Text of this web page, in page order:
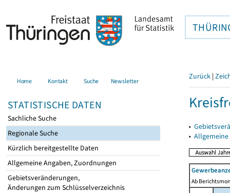
Home Kontakt Suche Newsletter
STATISTISCHE DATEN
Sachliche Suche
Regionale Suche
Kürzlich bereitgestellte Daten
Allgemeine Angaben, Zuordnungen
Gebietsveränderungen,
Änderungen zum Schlüsselverzeichnis
Zurück |
▸
▸
Ab